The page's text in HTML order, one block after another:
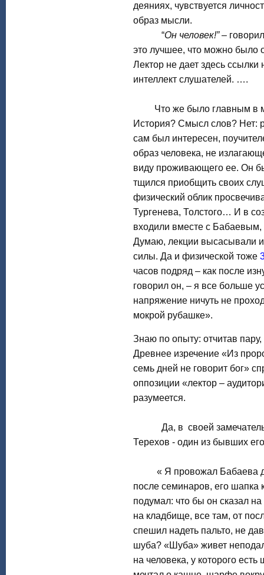
деяниях, чувствуется
образ мысли.
“Он человек!”–
это лучшее, что можно было
Лектор не дает здесь ссылки
интеллект слушателей. ….
Что же было главным в
История? Смысл слов? Нет:
сам был интересен,
образ человека, не
виду проживающего ее. Он
тщился приобщить своих
физический облик
Тургенева, Толстого… И в
входили вместе с Бабаевым,
Думаю, лекции высасывали
силы. Да и физической тоже
часов подряд – как после
говорил он, – я все больше
напряжение ничуть не
мокрой рубашке».
Знаю по опыту: отчитав
Древнее изречение «Из
семь дней не говорит бог»
оппозиции «лектор –
разумеется.
Да, в своей
Терехов - один из бывших
« Я провожал Бабаева до
после семинаров, его шапка
подумал: что бы он сказал на
на кладбище, все там, от
спешил надеть пальто, не
шуба? «Шуба» живет
на человека, у которого